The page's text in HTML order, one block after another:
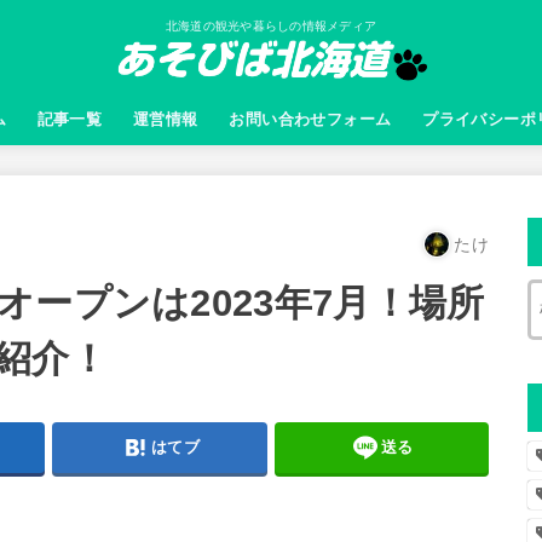
北海道の観光や暮らしの情報メディア
記事一覧 運営情報 お問い合わせフォーム プライバシーポ
たけ
ープンは2023年7月！場所
介！
はてブ 送る